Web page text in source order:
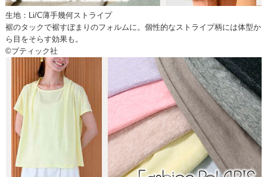
生地：Li/C薄手幾何ストライプ
裾のタックで裾すぼまりのフォルムに。個性的なストライプ柄には体型か
ら目をそらす効果も。
©ブティック社